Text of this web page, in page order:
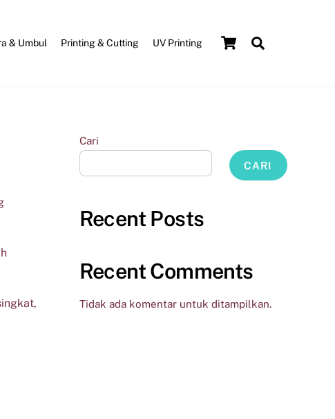
Cart
& Umbul Printing & Cutting UV Printing
Cari
CARI
Recent Posts
Recent Comments
Tidak ada komentar untuk ditampilkan.